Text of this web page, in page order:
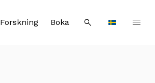
Languages
Forskning Boka Sök